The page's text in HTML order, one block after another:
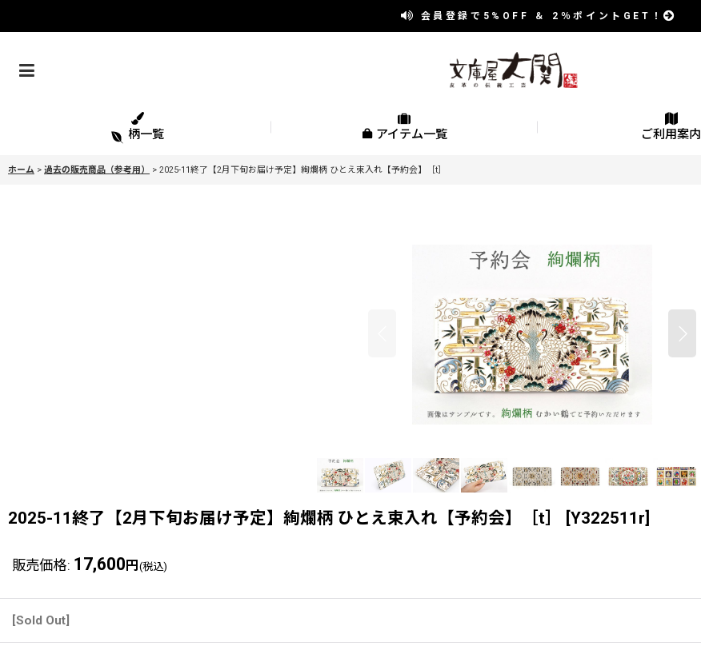
会員登録で 5%OFF ＆ 2％ポイントGET！
柄一覧 アイテム一覧 ご利用案内
ホーム > 過去の販売商品（参考用） > 2025-11終了【2月下旬お届け予定】絢爛柄 ひとえ束入れ【予約会】［t］
2025-11終了【2月下旬お届け予定】絢爛柄 ひとえ束入れ【予約会】［t］ Y322511r
販売価格: 17,600 円 (税込)
[Sold Out]